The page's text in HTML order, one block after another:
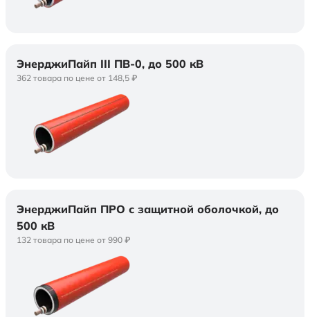
ЭнерджиПайп III ПВ-0, до 500 кВ
362 товара по цене от 148,5 ₽
ЭнерджиПайп ПРО с защитной оболочкой, до
500 кВ
132 товара по цене от 990 ₽